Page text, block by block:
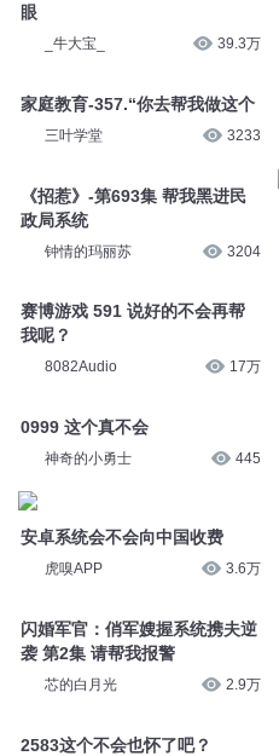
眼
_牛大宝_ 39.3万
家庭教育-357.“你去帮我做这个
三叶学堂 3233
《招惹》-第693集 帮我黑进民
政局系统
钟情的玛丽苏 3204
赛博游戏 591 说好的不会再帮
我呢？
8082Audio 17万
0999 这个真不会
神奇的小勇士 445
安卓系统会不会向中国收费
虎嗅APP 3.6万
闪婚军官：俏军嫂握系统携夫逆
袭 第2集 请帮我报警
芯的白月光 2.9万
2583这个不会也怀了吧？